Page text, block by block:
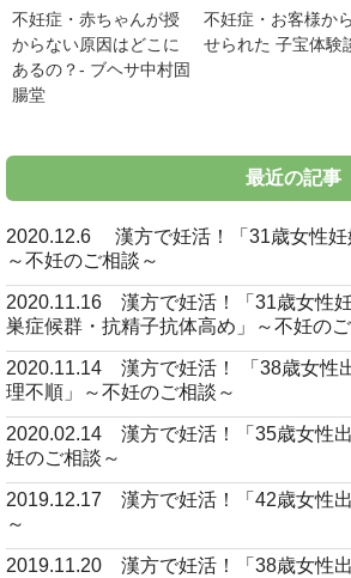
不妊症・赤ちゃんが授
からない原因はどこに
あるの？- ブヘサ中村固
腸堂
不妊症・お客様か
せられた 子宝体験
最近の記事
2020.12.6 漢方で妊活！「31歳女性妊
～不妊のご相談～
2020.11.16 漢方で妊活！「31歳女性
巣症候群・抗精子抗体高め」～不妊の
2020.11.14 漢方で妊活！ 「38歳女性
理不順」～不妊のご相談～
2020.02.14 漢方で妊活！「35歳女性
妊のご相談～
2019.12.17 漢方で妊活！「42歳女性
～
2019.11.20 漢方で妊活！「38歳女性